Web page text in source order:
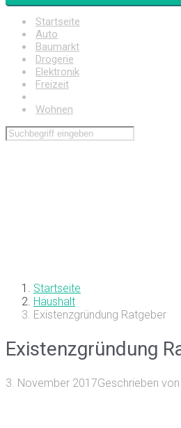
Startseite
Auto
Baumarkt
Drogerie
Elektronik
Freizeit
Wohnen
Startseite
Haushalt
Existenzgründung Ratgeber
Existenzgründung
3. November 2017Geschrieben von